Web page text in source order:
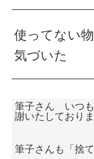
使ってない
気づいた
筆子さん いつも
謝いたしておりま
筆子さんも「捨